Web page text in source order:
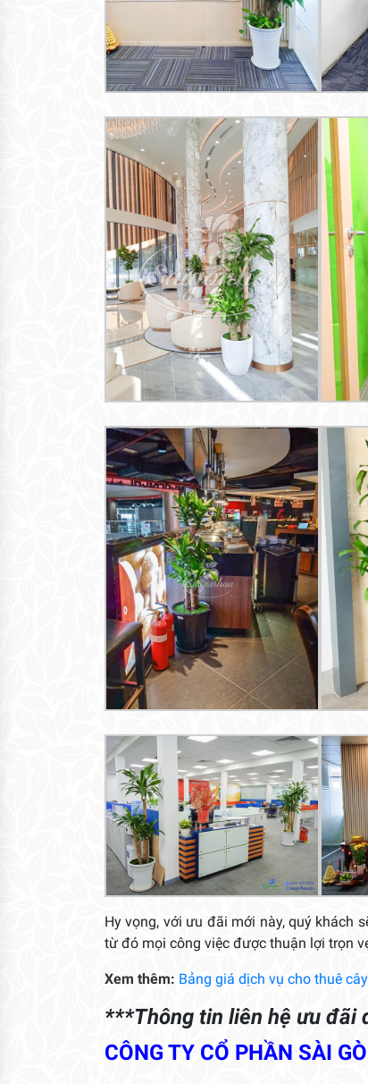
Hy vọng, với ưu đãi mới này, quý khách
từ đó mọi công việc được thuận lợi trọn
Xem thêm: Bảng giá dịch vụ cho thuê
***Thông tin liên hệ ưu đãi
CÔNG TY CỔ PHẦN SÀI